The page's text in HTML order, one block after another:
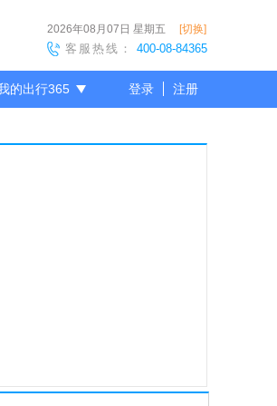
2026年08月07日 星期五 [切换]
客服热线： 400-08-84365
的出行365 登录 注册